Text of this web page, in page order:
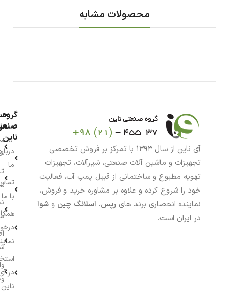
محصولات مشابه
آی ناین از سال ۱۳۹۳ با تمرکز بر فروش تخصصی
تجهیزات و ماشین آلات صنعتی، شیرآلات، تجهیزات
تهویه مطبوع و ساختمانی از قبیل پمپ آب، فعالیت
خود را شروع کرده و علاوه بر مشاوره خرید و فروش،
نماینده انحصاری برند های رپس، اسلانگ چین و شوا
در ایران است.
گروه
ناین
ما
با ما
در
ناین